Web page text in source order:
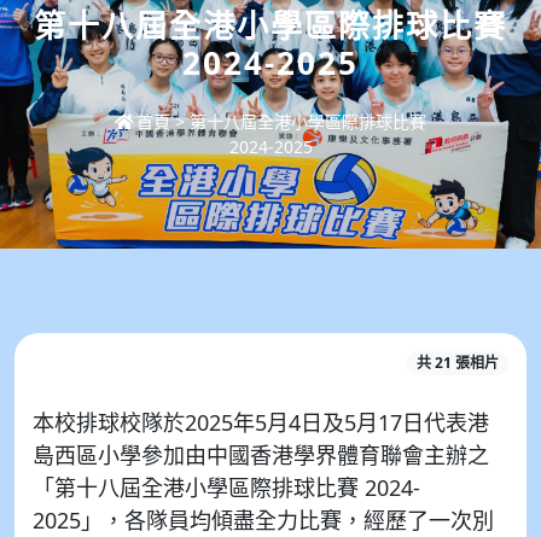
第十八屆全港小學區際排球比賽
2024-2025
首頁 > 第十八屆全港小學區際排球比賽
2024-2025
共 21 張相片
本校排球校隊於2025年5月4日及5月17日代表港
島西區小學參加由中國香港學界體育聯會主辦之
「第十八屆全港小學區際排球比賽 2024-
2025」，各隊員均傾盡全力比賽，經歷了一次別